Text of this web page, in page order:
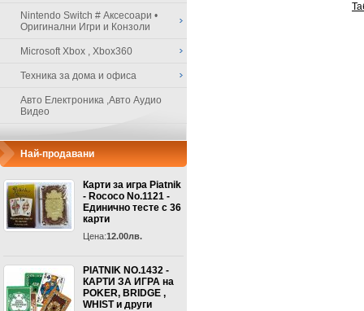
Nintendo Switch # Аксесоари •
Оригинални Игри и Конзоли
Microsoft Xbox , Xbox360
Техника за дома и офиса
Авто Електроника ,Авто Аудио
Видео
Най-продавани
Карти за игра Piatnik
- Rococo No.1121 -
Единично тесте с 36
карти
Цена:12.00лв.
PIATNIK NO.1432 -
КАРТИ ЗА ИГРА на
POKER, BRIDGE ,
WHIST и други